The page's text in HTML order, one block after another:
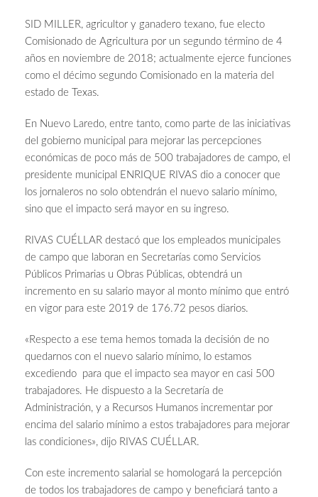
SID MILLER, agricultor y ganadero texano, fue electo
Comisionado de Agricultura por un segundo término de 4
años en noviembre de 2018; actualmente ejerce funciones
como el décimo segundo Comisionado en la materia del
estado de Texas.
En Nuevo Laredo, entre tanto, como parte de las iniciativas
del gobierno municipal para mejorar las percepciones
económicas de poco más de 500 trabajadores de campo, el
presidente municipal ENRIQUE RIVAS dio a conocer que
los jornaleros no solo obtendrán el nuevo salario mínimo,
sino que el impacto será mayor en su ingreso.
RIVAS CUÉLLAR destacó que los empleados municipales
de campo que laboran en Secretarías como Servicios
Públicos Primarias u Obras Públicas, obtendrá un
incremento en su salario mayor al monto mínimo que entró
en vigor para este 2019 de 176.72 pesos diarios.
«Respecto a ese tema hemos tomada la decisión de no
quedarnos con el nuevo salario mínimo, lo estamos
excediendo para que el impacto sea mayor en casi 500
trabajadores. He dispuesto a la Secretaría de
Administración, y a Recursos Humanos incrementar por
encima del salario mínimo a estos trabajadores para mejorar
las condiciones», dijo RIVAS CUÉLLAR.
Con este incremento salarial se homologará la percepción
de todos los trabajadores de campo y beneficiará tanto a